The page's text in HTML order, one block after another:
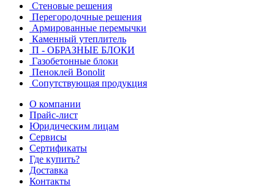
Стеновые решения
Перегородочные решения
Армированные перемычки
Каменный утеплитель
П - ОБРАЗНЫЕ БЛОКИ
Газобетонные блоки
Пеноклей Bonolit
Сопутствующая продукция
О компании
Прайс-лист
Юридическим лицам
Сервисы
Сертификаты
Где купить?
Доставка
Контакты